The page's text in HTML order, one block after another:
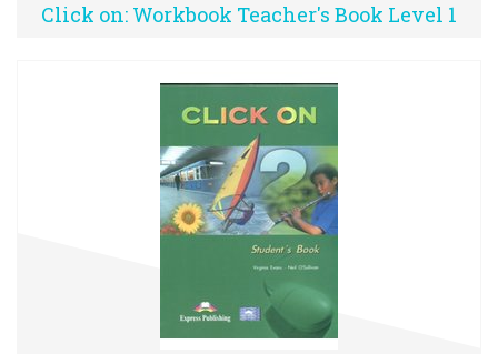
Click on: Workbook Teacher's Book Level 1